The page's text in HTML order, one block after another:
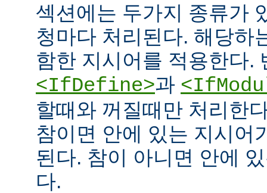
섹션에는 두가지 종류가
청마다 처리된다. 해당하
함한 지시어를 적용한다.
<IfDefine>과
할때와 꺼질때만 처리한
참이면 안에 있는 지시어
된다. 참이 아니면 안에
다.